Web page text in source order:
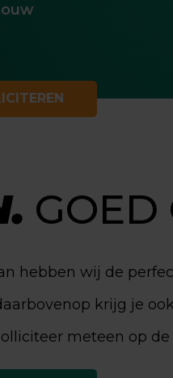
GOED
hebben wij de
krijg je
meteen op